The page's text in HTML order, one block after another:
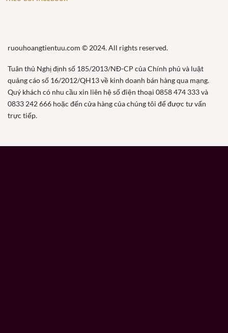
ruouhoangtientuu.com © 2024. All rights reserved.
Tuân thủ Nghị định số 185/2013/NĐ-CP của Chính phủ và luật
quảng cáo số 16/2012/QH13 về kinh doanh bán hàng qua mạng.
Quý khách có nhu cầu xin liên hệ số điện thoại 0858 474 333 và
0833 242 666 hoặc đến cửa hàng của chúng tôi để được tư vấn
trực tiếp.